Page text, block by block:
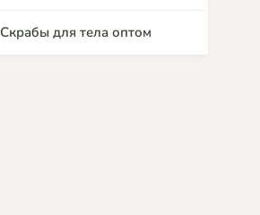
Скрабы для тела оптом